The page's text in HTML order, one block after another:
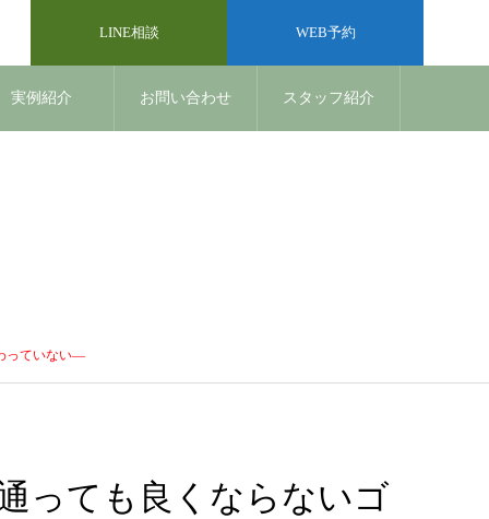
LINE相談 WEB予約
実例紹介 お問い合わせ スタッフ紹介
っていない―
っても良くならないゴ